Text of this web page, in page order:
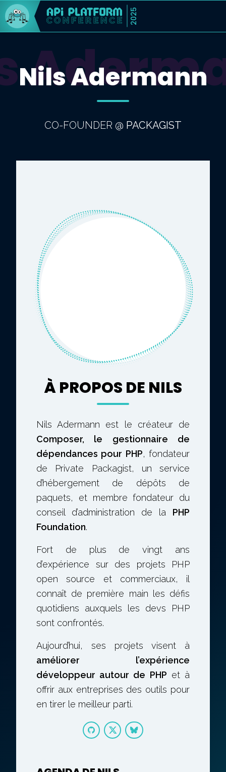
2025
Nils Adermann
CO-FOUNDER @ PACKAGIST
À PROPOS DE NILS
Nils Adermann est le créateur de
Composer, le gestionnaire de
dépendances pour PHP, fondateur
de Private Packagist, un service
d’hébergement de dépôts de
paquets, et membre fondateur du
conseil d’administration de la PHP
Foundation.
Fort de plus de vingt ans
d’expérience sur des projets PHP
open source et commerciaux, il
connaît de première main les défis
quotidiens auxquels les devs PHP
sont confrontés.
Aujourd’hui, ses projets visent à
améliorer l’expérience
développeur autour de PHP et à
offrir aux entreprises des outils pour
en tirer le meilleur parti.